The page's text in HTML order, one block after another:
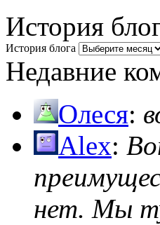
История
История блога
Недавние
Олеся:
Alex:
нет. Мы